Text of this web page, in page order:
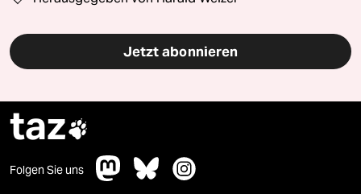
Jetzt abonnieren
taz
Folgen Sie uns